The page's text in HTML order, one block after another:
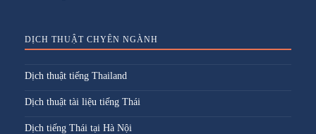
DỊCH THUẬT CHYÊN NGÀNH
Dịch thuật tiếng Thailand
Dịch thuật tài liệu tiếng Thái
Dịch tiếng Thái tại Hà Nội